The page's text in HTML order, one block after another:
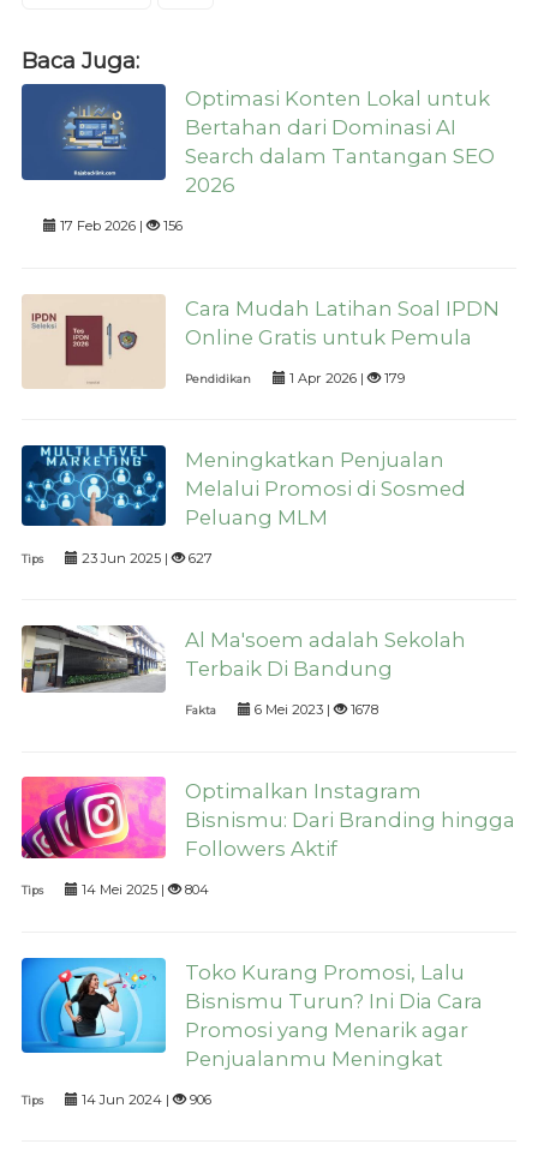
Baca Juga:
Optimasi Konten Lokal untuk
Bertahan dari Dominasi AI
Search dalam Tantangan SEO
2026
17 Feb 2026 | 156
Cara Mudah Latihan Soal IPDN
Online Gratis untuk Pemula
Pendidikan 1 Apr 2026 | 179
Meningkatkan Penjualan
Melalui Promosi di Sosmed
Peluang MLM
Tips 23 Jun 2025 | 627
Al Ma'soem adalah Sekolah
Terbaik Di Bandung
Fakta 6 Mei 2023 | 1678
Optimalkan Instagram
Bisnismu: Dari Branding hingga
Followers Aktif
Tips 14 Mei 2025 | 804
Toko Kurang Promosi, Lalu
Bisnismu Turun? Ini Dia Cara
Promosi yang Menarik agar
Penjualanmu Meningkat
Tips 14 Jun 2024 | 906